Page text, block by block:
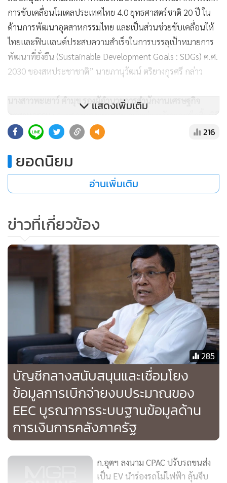
การขับเคลื่อนโมเดลประเทศไทย 4.0 ยุทธศาสตร์ชาติ 20 ปี ใน
ด้านการพัฒนาอุตสาหกรรมไทย และเป็นส่วนช่วยขับเคลื่อนให้
ไทยและฟินแลนด์ประสบความสำเร็จในการบรรลุเป้าหมายการ
พัฒนาที่ยั่งยืน (Sustainable Development Goals : SDGs) ค.ศ.
2030 ของสหประชาชาติ” นายภานุวัฒน์ ตริยางกูรศรี กล่าว
นางสาวพะเยาว์ คำมุข รองผู้อำนวยการสำนักงานเศรษฐกิจ
อุตสาหกรรมกระทรวงอุตสาหกรรม กล่าวว่า หลังจากเสร็จสิ้นพิธี
ลงนามแล้ว วันที่ 30 กันยายน 2564 จะมีการจัดสัมมนาออนไลน์
จากภาคอุตสาหกรรม (Circular Economy Webinar EP.1:
Industrial Emission Monitoring) โดยวิทยากรที่มีคุณวุฒิมาให้
ความรู้ทั้งจากฝ่ายไทยและฟินแลนด์ โดยฝ่ายไทย ประกอบด้วย
สถาบันเทคโนโลยีแห่งเอเชีย (Asian Institute of Technology)
และฝ่ายฟินแลนด์ ประกอบด้วย ผู้เชี่ยวชาญที่มีประสบการณ์
ด้านการตรวจสอบมลพิษ ซึ่งการสัมมนาดังกล่าวถือเป็นกิจกรรม
แรกและก้าวแรกของการดำเนินการภายใต้บันทึกความเข้าใจ
ระหว่างสองประเทศในการดำเนินการด้านเศรษฐกิจหมุนเวียน
นอกจากนี้ ทั้งไทยและฟินแลนด์จะร่วมหารือถึงแนวทางและวิธี
การรับมือกับความท้าทายในอนาคต เพื่อเร่งให้เกิดการดำเนิน
งานด้านเศรษฐกิจหมุนเวียนที่ต่อเนื่องและเป็นรูปธรรมมากยิ่งขึ้น
แสดงเพิ่มเติม
216
ยอดนิยม
อ่านเพิ่มเติม
ข่าวที่เกี่ยวข้อง
285
บัญชีกลางสนับสนุนและเชื่อมโยง
ข้อมูลการเบิกจ่ายงบประมาณของ
EEC บูรณาการระบบฐานข้อมูลด้าน
การเงินการคลังภาครัฐ
ก.อุตฯ ลงนาม CPAC ปรับรถขนส่ง
เป็น EV นำร่องรถโม่ไฟฟ้า ลุ้นจีบ